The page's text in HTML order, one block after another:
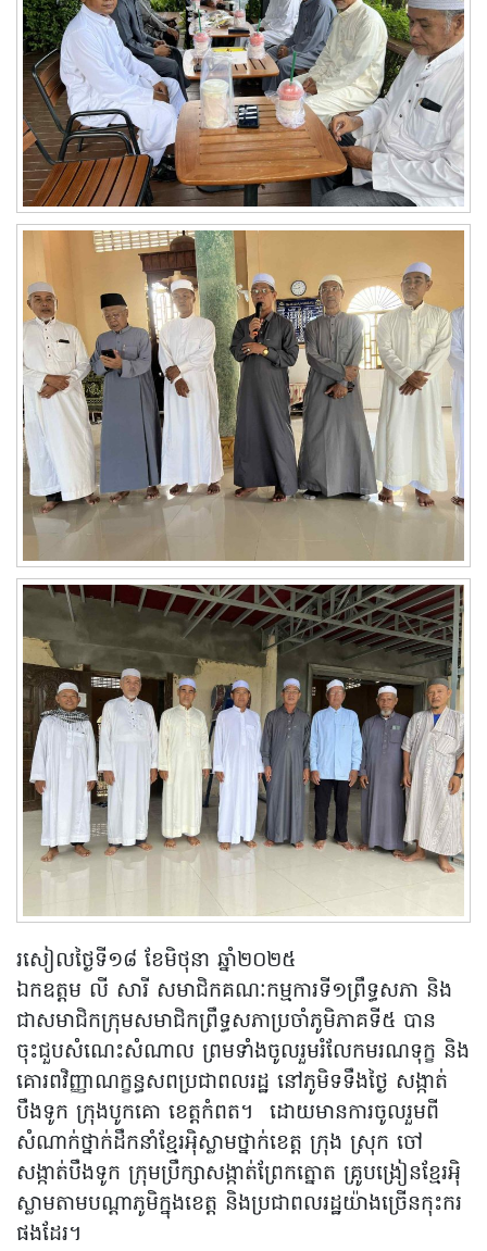
រសៀលថ្ងៃទី១៨ ខែមិថុនា​ ឆ្នាំ២០២៥
ឯកឧត្តម លី សារី សមាជិកគណៈកម្មការទី១ព្រឹទ្ធសភា​ និង
ជាសមាជិកក្រុមសមាជិកព្រឹទ្ធសភាប្រចាំភូមិភាគទី៥ បាន
ចុះជួបសំណេះសំណាល​ ព្រមទាំងចូលរួមរំលែកមរណទុក្ខ និង
គោរពវិញ្ញាណក្ខន្ធសពប្រជាពលរដ្ឋ​ នៅភូមិទទឹងថ្ងៃ​ សង្កាត់​
បឹងទូក​ ក្រុងបូកគោ​ ខេត្តកំពត។ ​ ដោយមានការចូលរួមពី
សំណាក់ថ្នាក់ដឹកនាំខ្មែរអ៉ិស្លាមថ្នាក់ខេត្ត ក្រុង​ ស្រុក​ ចៅ
សង្កាត់បឹងទូក ក្រុមប្រឹក្សាសង្កាត់ព្រែកត្នោត​ គ្រូបង្រៀនខ្មែរអ៉ិ
ស្លាមតាមបណ្តាភូមិក្នុងខេត្ត​ និងប្រជាពលរដ្ឋយ៉ាងច្រើនកុះករ
ផងដែរ។